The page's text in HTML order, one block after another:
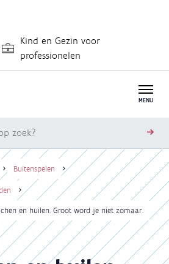
Kind en Gezin voor
professionelen
MENU
Buitenspelen
en huilen. Groot word je niet zomaar.